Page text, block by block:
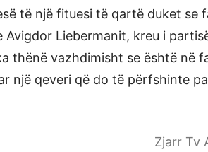
të një fituesi të qartë duket se
Avigdor Liebermanit, kreu i
thënë vazhdimisht se është në
një qeveri që do të përfshinte
Zjarr Tv